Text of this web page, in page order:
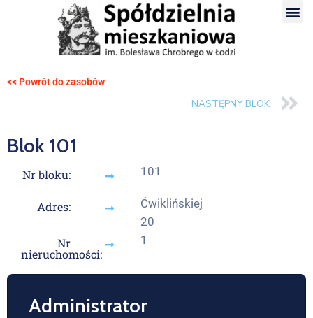
<< Powrót do zasobów
NASTĘPNY BLOK
Blok 101
Nr bloku: 101
Adres:
Ćwiklińskiej
20
Nr
nieruchomości:
1
Administrator